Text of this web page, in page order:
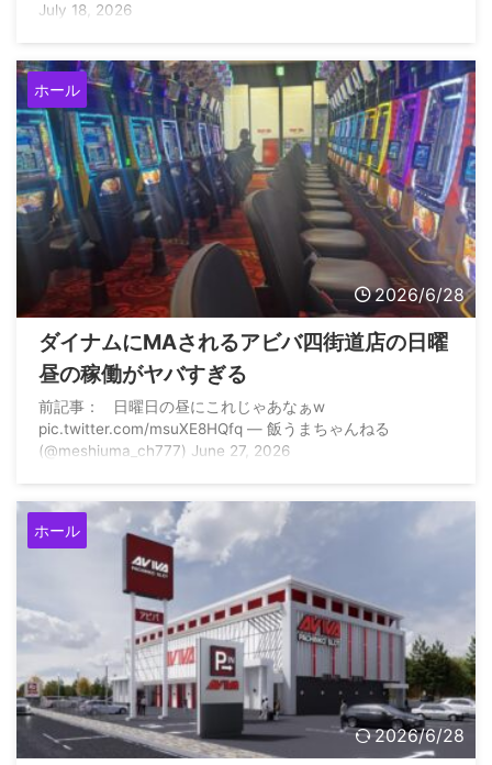
July 18, 2026
ホール
2026/6/28
ダイナムにMAされるアビバ四街道店の日曜
昼の稼働がヤバすぎる
前記事： 日曜日の昼にこれじゃあなぁw
pic.twitter.com/msuXE8HQfq — 飯うまちゃんねる
(@meshiuma_ch777) June 27, 2026
ホール
2026/6/28